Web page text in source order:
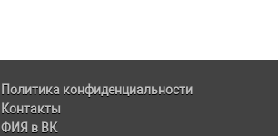
Политика конфиденциальности
Контакты
ФИЯ в ВК